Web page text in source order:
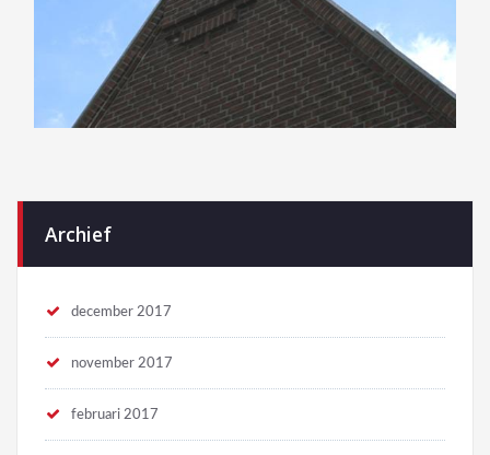
Archief
december 2017
november 2017
februari 2017